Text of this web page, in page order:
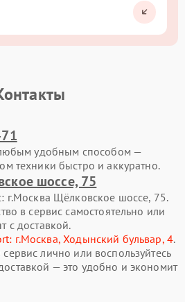
удобным способом —
техники быстро и аккуратно.
шоссе, 75
г.Москва Щёлковское шоссе, 75.
в сервис самостоятельно или
с доставкой.
г.Москва, Ходынский бульвар, 4.
лично или воспользуйтесь
— это удобно и экономит